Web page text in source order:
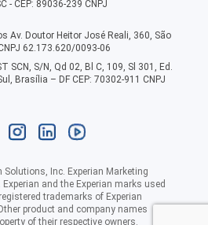
- CEP: 89036-239 CNPJ
Av. Doutor Heitor José Reali, 360, São
62.173.620/0093-06
SCN, S/N, Qd 02, Bl C, 109, Sl 301, Ed.
Brasília – DF CEP: 70302-911 CNPJ
Solutions, Inc. Experian Marketing
and the Experian marks used
trademarks of Experian
product and company names
of their respective owners.